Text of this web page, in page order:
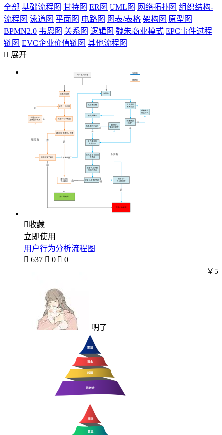
全部 基础流程图 甘特图 ER图 UML图 网络拓扑图 组织结构-
流程图 泳道图 平面图 电路图 图表/表格 架构图 原型图
BPMN2.0 韦恩图 关系图 逻辑图 魏朱商业模式 EPC事件过程
链图 EVC企业价值链图 其他流程图
 展开
收藏
立即使用
用户行为分析流程图
 637  0  0
明了
￥5